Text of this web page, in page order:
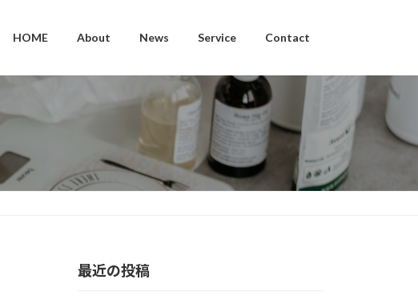
HOME About News Service Contact
最近の投稿